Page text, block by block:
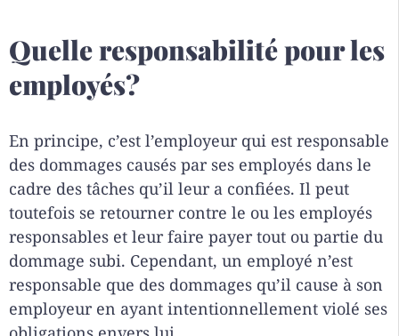
Quelle responsabilité pour les
employés?
En principe, c’est l’employeur qui est responsable
des dommages causés par ses employés dans le
cadre des tâches qu’il leur a confiées. Il peut
toutefois se retourner contre le ou les employés
responsables et leur faire payer tout ou partie du
dommage subi. Cependant, un employé n’est
responsable que des dommages qu’il cause à son
employeur en ayant intentionnellement violé ses